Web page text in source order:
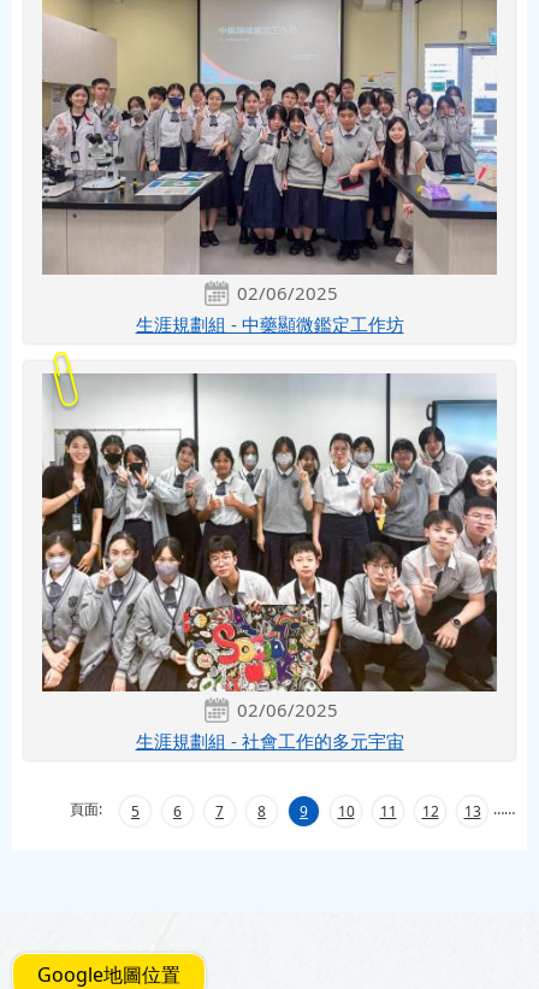
02/06/2025
生涯規劃組 - 中藥顯微鑑定工作坊
02/06/2025
生涯規劃組 - 社會工作的多元宇宙
頁面: …
5 6 7 8 9 10 11 12 13 …
Google地圖位置